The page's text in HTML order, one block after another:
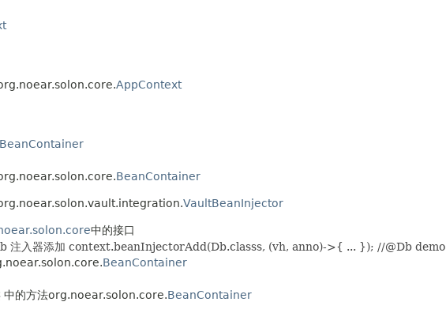
AppContext
BeanContainer
BeanContainer
org.noear.solon.vault.integration.VaultBeanInjector
中的接口
注入器添加 context.beanInjectorAdd(Db.classs, (vh, anno)->{ ... }); //@Db demo
BeanContainer
中的方法org.noear.solon.core.BeanContainer